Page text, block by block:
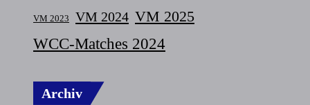
VM 2023 VM 2024 VM 2025
WCC-Matches 2024
Archiv